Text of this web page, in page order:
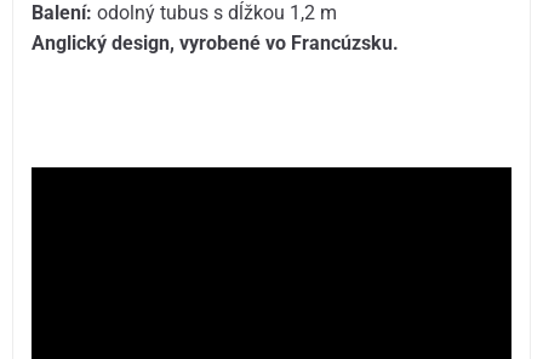
Balení: odolný tubus s dĺžkou 1,2 m
Anglický design, vyrobené vo Francúzsku.